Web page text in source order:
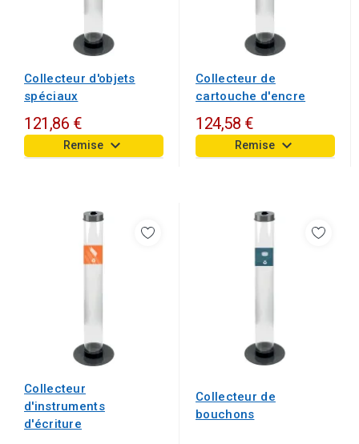
Collecteur d'objets
spéciaux
121,86 €
Remise keyboard_arrow_down
Collecteur de
cartouche d'encre
124,58 €
Remise keyboard_arrow_down
Collecteur
d'instruments
d'écriture
Collecteur de
bouchons